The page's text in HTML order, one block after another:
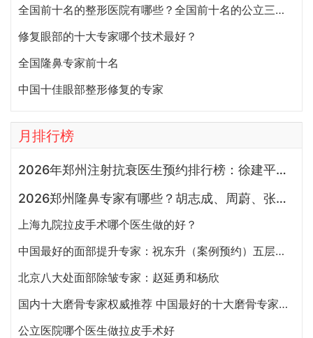
全国前十名的整形医院有哪些？全国前十名的公立三甲整形医院排名大全
修复眼部的十大专家哪个技术最好？
全国隆鼻专家前十名
中国十佳眼部整形修复的专家
月排行榜
2026年郑州注射抗衰医生预约排行榜：徐建平、张歌、赵永华、张婉霞、王妍芝、唐喜、李娟、朱怡梦哪个好？
2026郑州隆鼻专家有哪些？胡志成、周蔚、张海洋、王启立、张鹏、李冰谁做鼻子更好？
上海九院拉皮手术哪个医生做的好？
中国最好的面部提升专家：祝东升（案例预约）五层面部提升怎么样？
北京八大处面部除皱专家：赵延勇和杨欣
国内十大磨骨专家权威推荐 中国最好的十大磨骨专家排名
公立医院哪个医生做拉皮手术好